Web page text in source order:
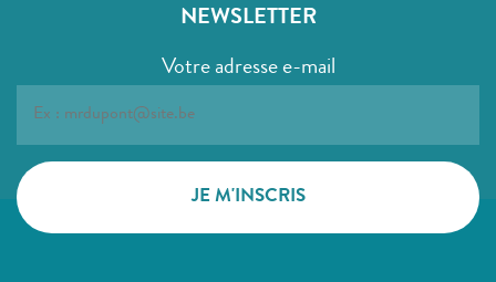
NEWSLETTER
Votre adresse e-mail